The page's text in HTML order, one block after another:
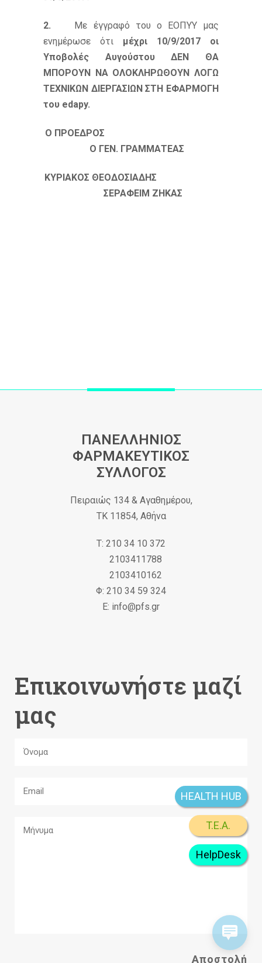
2. Με έγγραφό του ο ΕΟΠΥΥ μας
ενημέρωσε ότι μέχρι 10/9/2017 οι
Υποβολές Αυγούστου ΔΕΝ ΘΑ
ΜΠΟΡΟΥΝ ΝΑ ΟΛΟΚΛΗΡΩΘΟΥΝ ΛΟΓΩ
ΤΕΧΝΙΚΩΝ ΔΙΕΡΓΑΣΙΩΝ ΣΤΗ ΕΦΑΡΜΟΓΗ
του edapy.
Ο ΠΡΟΕΔΡΟΣ
Ο ΓΕΝ. ΓΡΑΜΜΑΤΕΑΣ
ΚΥΡΙΑΚΟΣ ΘΕΟΔΟΣΙΑΔΗΣ
ΣΕΡΑΦΕΙΜ ΖΗΚΑΣ
ΠΑΝΕΛΛΗΝΙΟΣ
ΦΑΡΜΑΚΕΥΤΙΚΟΣ
ΣΥΛΛΟΓΟΣ
Πειραιώς 134 & Αγαθημέρου,
ΤΚ 11854, Αθήνα
Τ: 210 34 10 372
2103411788
2103410162
Φ: 210 34 59 324
Ε: info@pfs.gr
Επικοινωνήστε μαζί
μας
HelpDesk
T.E.A.
HEALTH HUB